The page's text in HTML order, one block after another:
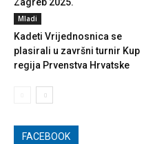
Mladi
Kadeti Vrijednosnica se
plasirali u završni turnir Kup
regija Prvenstva Hrvatske
FACEBOOK